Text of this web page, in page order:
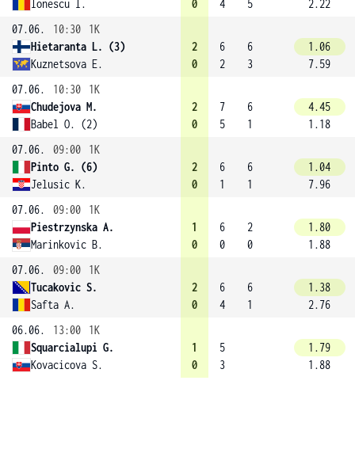
Ionescu I. 0 4 5
2.22
07.06.
10:30
1K
Hietaranta L. (3)
Kuznetsova E.
2
0
6
2
6
3
1.06
7.59
07.06.
10:30
1K
Chudejova M.
Babel O. (2)
2
0
7
5
6
1
4.45
1.18
07.06.
09:00
1K
Pinto G. (6)
Jelusic K.
2
0
6
1
6
1
1.04
7.96
07.06.
09:00
1K
Piestrzynska A.
Marinkovic B.
1
0
6
0
2
0
1.80
1.88
07.06.
09:00
1K
Tucakovic S.
Safta A.
2
0
6
4
6
1
1.38
2.76
06.06.
13:00
1K
Squarcialupi G.
Kovacicova S.
1
0
5
3
1.79
1.88